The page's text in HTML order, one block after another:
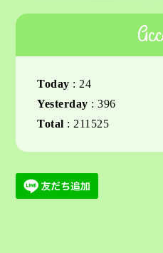
Today : 24
Yesterday :396
Total : 211525